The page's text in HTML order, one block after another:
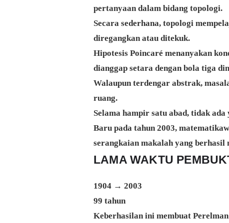
pertanyaan dalam bidang topologi.
Secara sederhana, topologi
diregangkan atau ditekuk.
Hipotesis Poincaré menanyakan
dianggap setara dengan bola tiga
Walaupun terdengar abstrak,
ruang.
Selama hampir satu abad, tidak
Baru pada tahun 2003,
serangkaian makalah yang berhasil
LAMA WAKTU
1904 → 2003
99 tahun
Keberhasilan ini membuat